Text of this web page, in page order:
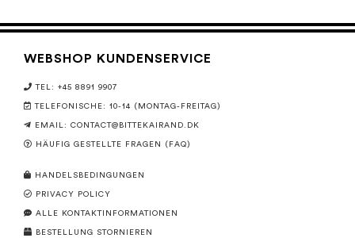
WEBSHOP KUNDENSERVICE
TEL: +45 8891 9907
TELEFONISCHE: 10-14 (MONTAG-FREITAG)
EMAIL: CONTACT@BITTEKAIRAND.DK
HÄUFIG GESTELLTE FRAGEN (FAQ)
HANDELSBEDINGUNGEN
PRIVACY POLICY
ALLE KONTAKTINFORMATIONEN
BESTELLUNG STORNIEREN